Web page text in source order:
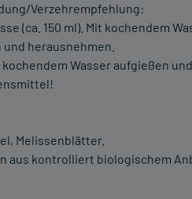
Verzehrempfehlung:
(ca. 150 ml). Mit kochendem
herausnehmen.
Wasser aufgießen
Melissenblätter.
aus kontrolliert biologischem